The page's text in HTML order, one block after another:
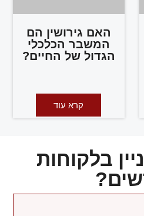
האם גירושין הם
המשבר הכלכלי
הגדול של החיים?
קרא עוד
בלקוחות